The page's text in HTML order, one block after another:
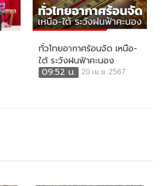
ทั่วไทยอากาศร้อนจัด เหนือ-
ใต้ ระวังฝนฟ้าคะนอง
09:52 น.
20 เม.ย. 2567